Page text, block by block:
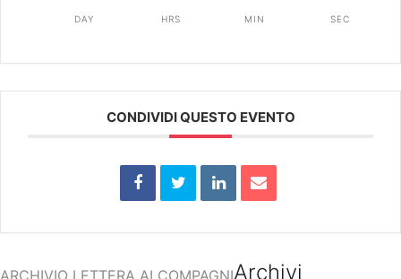
DAY HRS MIN SEC
CONDIVIDI QUESTO EVENTO
Archivi